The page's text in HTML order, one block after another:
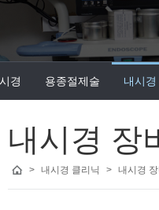
경 용종절제술 내시
내시경 장
> 내시경 클리닉 > 내시경